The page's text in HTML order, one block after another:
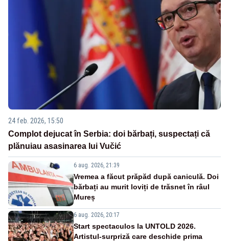
24 feb. 2026, 15:50
Complot dejucat în Serbia: doi bărbați, suspectați că
plănuiau asasinarea lui Vučić
6 aug. 2026, 21:39
Vremea a făcut prăpăd după caniculă. Doi
bărbați au murit loviți de trăsnet în râul
Mureș
6 aug. 2026, 20:17
Start spectaculos la UNTOLD 2026.
Artistul-surpriză care deschide prima